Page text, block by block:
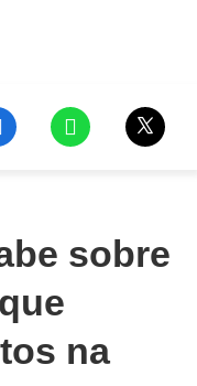
sobre
na